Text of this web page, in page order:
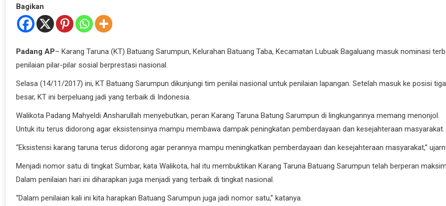
Bagikan
Padang AP– Karang Taruna (KT) Batuang Sarumpun, Kelurahan Batuang Taba, Kecamatan Lubuak Bagaluang masuk nominasi
penilaian pilar-pilar sosial berprestasi nasional.
Selasa (14/11/2017) ini, KT Batuang Sarumpun dikunjungi tim penilai nasional untuk penilaian lapangan. Setelah masuk ke posisi tiga
besar, KT ini berpeluang jadi yang terbaik di Indonesia.
Walikota Padang Mahyeldi Ansharullah menyebutkan, peran Karang Taruna Batung Sarumpun di lingkungannya memang menonjol.
Untuk itu terus didorong agar eksistensinya mampu membawa dampak peningkatan pemberdayaan dan kesejahteraan masyarakat.
“Eksistensi karang taruna terus didorong agar perannya mampu meningkatkan pemberdayaan dan kesejahteraan masyarakat,”
Menjadi nomor satu di tingkat Sumbar, kata Walikota, hal itu membuktikan Karang Taruna Batuang Sarumpun telah berperan
Dalam penilaian hari ini diharapkan juga menjadi yang terbaik di tingkat nasional.
“Dalam penilaian kali ini kita harapkan Batuang Sarumpun juga jadi nomor satu,” katanya.